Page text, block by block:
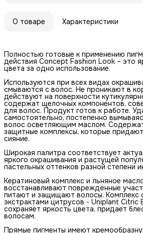
О товаре Характеристики
Полностью готовые к применению
действия Concept Fashion Look – это
цвета за одно использование.
Используются при всех видах
смываются с волос. Не проникают в
действуют на поверхности
содержат щелочных компонентов,
для волос. Продукт готов к работе.
самостоятельно, постепенно
волос осветляющим маслом.
защитные комплексы, которые
сияние.
Широкая палитра соответствует
яркого окрашивания и растущей
пастельных оттенков разной степени
Кератиновый комплекс и льняное
восстанавливают повреждённые
питают и защищают волосы. Комплекс
экстрактами цитрусов - Uniplant Citric
сохраняет яркость цвета, придает
волосам.
Прямые пигменты имеют